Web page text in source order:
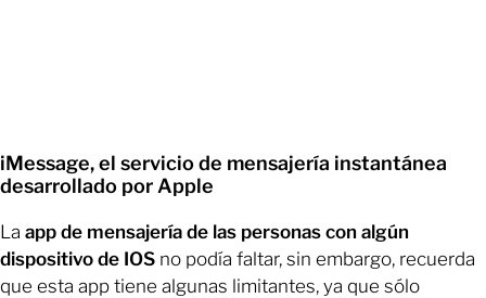
iMessage, el servicio de mensajería instantánea
desarrollado por Apple
La app de mensajería de las personas con algún
dispositivo de IOS no podía faltar, sin embargo, recuerda
que esta app tiene algunas limitantes, ya que sólo